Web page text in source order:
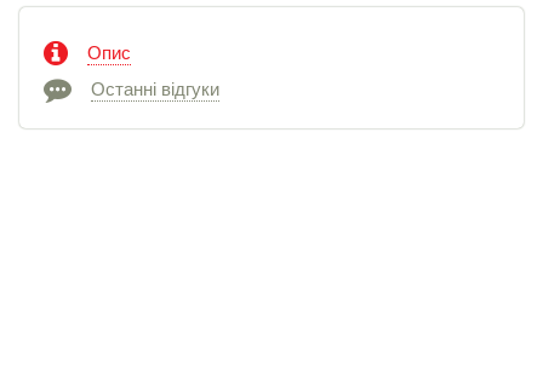
Опис
Останні відгуки